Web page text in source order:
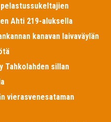
Ahti 219-aluksella
kanavan laivaväylän
Tahkolahden sillan
vierasvenesataman